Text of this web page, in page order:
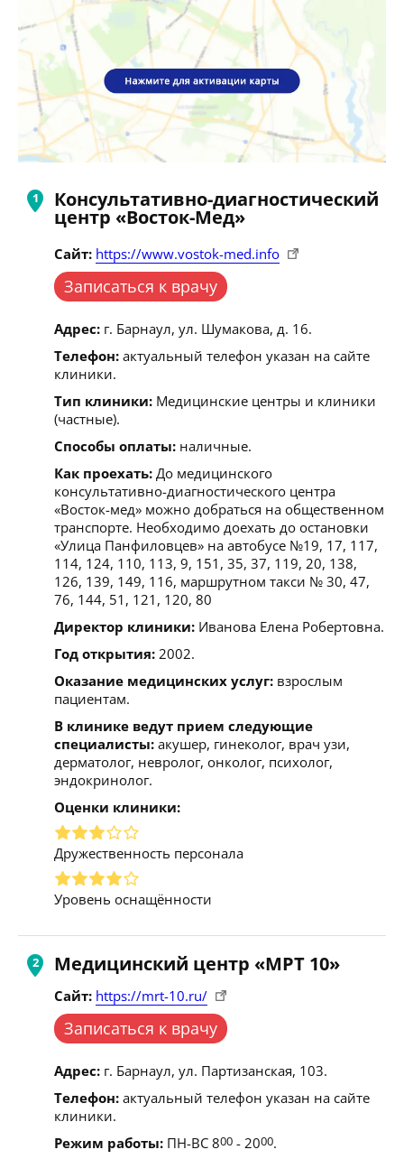
Консультативно-диагностический
центр «Восток-Мед»
Сайт: https://www.vostok-med.info
Записаться к врачу
Адрес: г. Барнаул, ул. Шумакова, д. 16.
Телефон: актуальный телефон указан на сайте
клиники.
Тип клиники: Медицинские центры и клиники
(частные).
Способы оплаты: наличные.
Как проехать: До медицинского
консультативно-диагностического центра
«Восток-мед» можно добраться на общественном
транспорте. Необходимо доехать до остановки
«Улица Панфиловцев» на автобусе №19, 17, 117,
114, 124, 110, 113, 9, 151, 35, 37, 119, 20, 138,
126, 139, 149, 116, маршрутном такси № 30, 47,
76, 144, 51, 121, 120, 80
Директор клиники: Иванова Елена Робертовна.
Год открытия: 2002.
Оказание медицинских услуг: взрослым
пациентам.
В клинике ведут прием следующие
специалисты: акушер, гинеколог, врач узи,
дерматолог, невролог, онколог, психолог,
эндокринолог.
Оценки клиники:
Дружественность персонала
Уровень оснащённости
Медицинский центр «МРТ 10»
Сайт: https://mrt-10.ru/
Записаться к врачу
Адрес: г. Барнаул, ул. Партизанская, 103.
Телефон: актуальный телефон указан на сайте
клиники.
Режим работы: ПН-ВС 800 - 2000.